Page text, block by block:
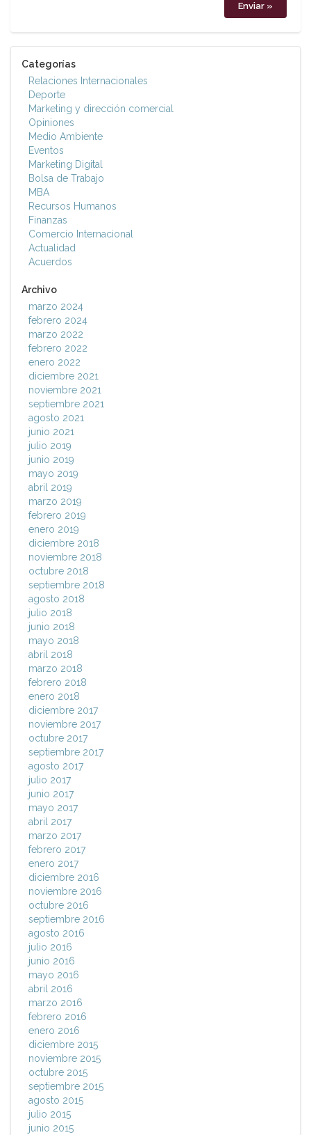
Categorías
Relaciones Internacionales
Deporte
Marketing y dirección comercial
Opiniones
Medio Ambiente
Eventos
Marketing Digital
Bolsa de Trabajo
MBA
Recursos Humanos
Finanzas
Comercio Internacional
Actualidad
Acuerdos
Archivo
marzo 2024
febrero 2024
marzo 2022
febrero 2022
enero 2022
diciembre 2021
noviembre 2021
septiembre 2021
agosto 2021
junio 2021
julio 2019
junio 2019
mayo 2019
abril 2019
marzo 2019
febrero 2019
enero 2019
diciembre 2018
noviembre 2018
octubre 2018
septiembre 2018
agosto 2018
julio 2018
junio 2018
mayo 2018
abril 2018
marzo 2018
febrero 2018
enero 2018
diciembre 2017
noviembre 2017
octubre 2017
septiembre 2017
agosto 2017
julio 2017
junio 2017
mayo 2017
abril 2017
marzo 2017
febrero 2017
enero 2017
diciembre 2016
noviembre 2016
octubre 2016
septiembre 2016
agosto 2016
julio 2016
junio 2016
mayo 2016
abril 2016
marzo 2016
febrero 2016
enero 2016
diciembre 2015
noviembre 2015
octubre 2015
septiembre 2015
agosto 2015
julio 2015
junio 2015